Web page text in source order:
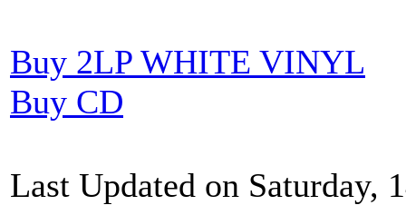
Buy 2LP WHITE VINYL
Buy CD
Last Updated on Saturday,